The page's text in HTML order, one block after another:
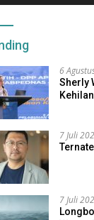
6
Sherly
7 Juli
7 Juli